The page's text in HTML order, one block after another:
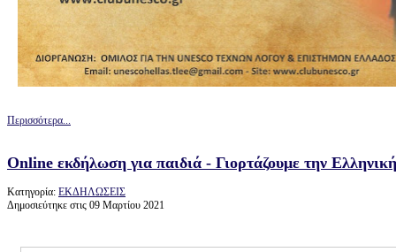
Περισσότερα...
Online εκδήλωση για παιδιά - Γιορτάζουμε την
Κατηγορία: ΕΚΔΗΛΩΣΕΙΣ
Δημοσιεύτηκε στις 09 Μαρτίου 2021